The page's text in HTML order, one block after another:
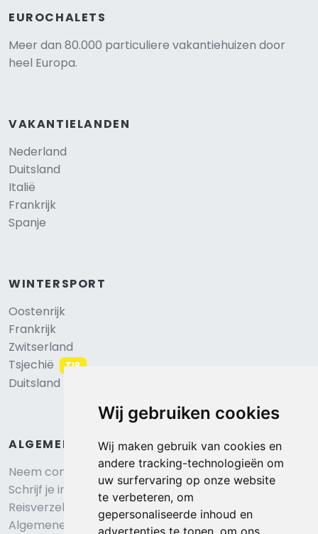
Wij gebruiken cookies
Wij maken gebruik van cookies en
andere tracking-technologieën om
uw surfervaring op onze website
te verbeteren, om
gepersonaliseerde inhoud en
advertenties te tonen, om ons
EUROCHALETS
Meer dan 80.000 particuliere vakantiehuizen door
heel Europa.
VAKANTIELANDEN
Nederland
Duitsland
Italië
Frankrijk
Spanje
WINTERSPORT
Oostenrijk
Frankrijk
Zwitserland
Tsjechië
TIP
Duitsland
ALGEMEEN
Neem contact op
Schrijf je in voor onze nieuwsbrief
Reisverzekering afsluiten
Algemene voorwaarden